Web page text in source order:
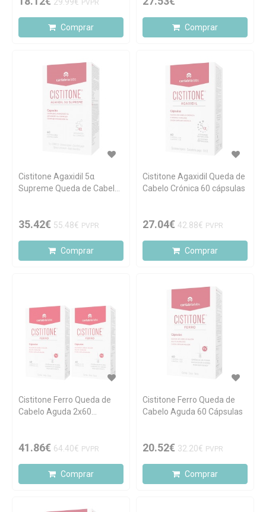
PVPR
Comprar Comprar
Cistitone Agaxidil 5α
Supreme Queda de Cabelo
35.42€ 55.48€ PVPR
Comprar
Cistitone Agaxidil Queda de
Cabelo Crónica 60 cápsulas
27.04€ 42.88€ PVPR
Comprar
Cistitone Ferro Queda de
Cabelo Aguda 2x60
41.86€ 64.40€ PVPR
Comprar
Cistitone Ferro Queda de
Cabelo Aguda 60 Cápsulas
20.52€ 32.20€ PVPR
Comprar